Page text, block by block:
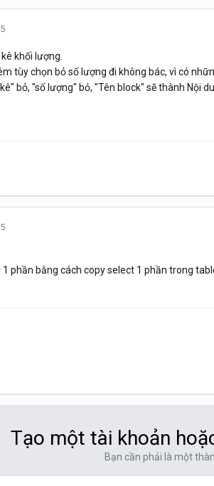
khối lượng.
tùy chọn bỏ số lượng đi không bác, vì có
bỏ, "số lượng" bỏ, "Tên block" sẽ thành Nội
1 phần bằng cách copy select 1 phần trong
Tạo một tài khoản
Bạn cần phải là một